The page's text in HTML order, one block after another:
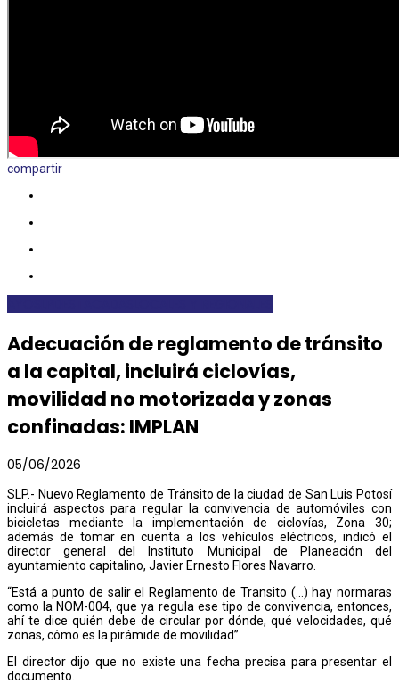
compartir
Adecuación de reglamento de tránsito
a la capital, incluirá ciclovías,
movilidad no motorizada y zonas
confinadas: IMPLAN
05/06/2026
SLP.- Nuevo Reglamento de Tránsito de la ciudad de San Luis Potosí
incluirá aspectos para regular la convivencia de automóviles con
bicicletas mediante la implementación de ciclovías, Zona 30;
además de tomar en cuenta a los vehículos eléctricos, indicó el
director general del Instituto Municipal de Planeación del
ayuntamiento capitalino, Javier Ernesto Flores Navarro.
“Está a punto de salir el Reglamento de Transito (…) hay normaras
como la NOM-004, que ya regula ese tipo de convivencia, entonces,
ahí te dice quién debe de circular por dónde, qué velocidades, qué
zonas, cómo es la pirámide de movilidad”.
El director dijo que no existe una fecha precisa para presentar el
documento.